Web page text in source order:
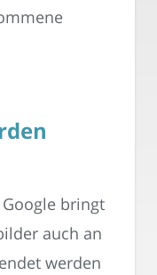
bringt
auch an
werden